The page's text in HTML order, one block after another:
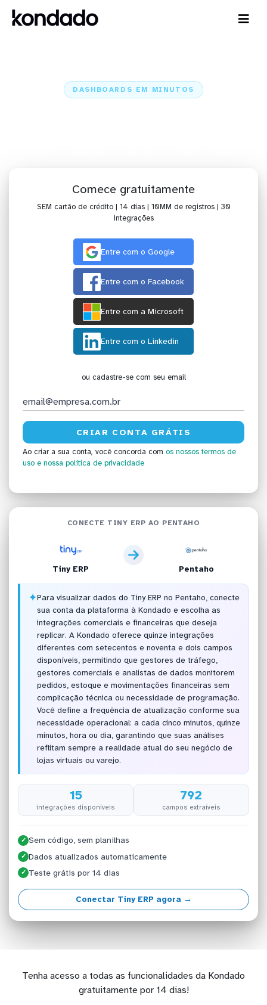
DASHBOARDS EM MINUTOS
Comece gratuitamente
SEM cartão de crédito | 14 dias | 10MM de registros | 30
integrações
Entre com o Google
Entre com o Facebook
Entre com a Microsoft
Entre com o Linkedin
ou cadastre-se com seu email
Ao criar a sua conta, você concorda com os nossos termos de
uso e nossa política de privacidade
CONECTE TINY ERP AO PENTAHO
Tiny ERP Pentaho
✦Para visualizar dados do Tiny ERP no Pentaho, conecte
sua conta da plataforma à Kondado e escolha as
integrações comerciais e financeiras que deseja
replicar. A Kondado oferece quinze integrações
diferentes com setecentos e noventa e dois campos
disponíveis, permitindo que gestores de tráfego,
gestores comerciais e analistas de dados monitorem
pedidos, estoque e movimentações financeiras sem
complicação técnica ou necessidade de programação.
Você define a frequência de atualização conforme sua
necessidade operacional: a cada cinco minutos, quinze
minutos, hora ou dia, garantindo que suas análises
reflitam sempre a realidade atual do seu negócio de
lojas virtuais ou varejo.
15
integrações disponíveis
792
campos extraíveis
✓ Sem código, sem planilhas
✓ Dados atualizados automaticamente
✓ Teste grátis por 14 dias
Conectar Tiny ERP agora →
Tenha acesso a todas as funcionalidades da Kondado
gratuitamente por 14 dias!